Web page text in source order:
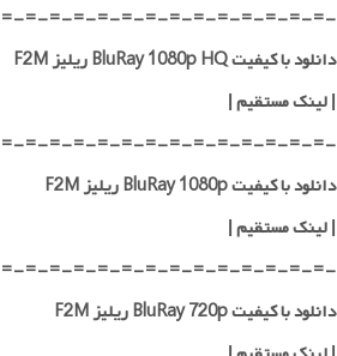
=-=-=-=-=-=-=-=-=-=-=-=-=-
دانلود با کیفیت BluRay 1080p HQ ریلیز F2M
|لینک مستقیم|
=-=-=-=-=-=-=-=-=-=-=-=-=-
دانلود با کیفیت BluRay 1080p ریلیز F2M
|لینک مستقیم|
=-=-=-=-=-=-=-=-=-=-=-=-=-
دانلود با کیفیت BluRay 720p ریلیز F2M